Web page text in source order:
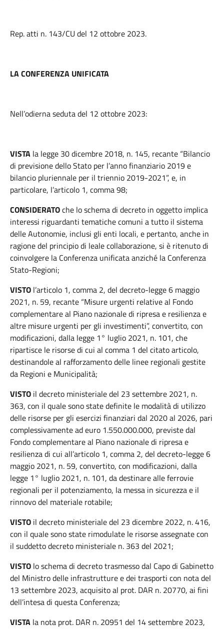
Rep. atti n. 143/CU del 12 ottobre 2023.
LA CONFERENZA UNIFICATA
Nell’odierna seduta del 12 ottobre 2023:
VISTA la legge 30 dicembre 2018, n. 145, recante “Bilancio
di previsione dello Stato per l’anno finanziario 2019 e
bilancio pluriennale per il triennio 2019-2021”, e, in
particolare, l’articolo 1, comma 98;
CONSIDERATOche lo schema di decreto in oggetto implica
interessi riguardanti tematiche comuni a tutto il sistema
delle Autonomie, inclusi gli enti locali, e pertanto, anche in
ragione del principio di leale collaborazione, si è ritenuto di
coinvolgere la Conferenza unificata anziché la Conferenza
Stato-Regioni;
VISTO l’articolo 1, comma 2, del decreto-legge 6 maggio
2021, n. 59, recante “Misure urgenti relative al Fondo
complementare al Piano nazionale di ripresa e resilienza e
altre misure urgenti per gli investimenti”, convertito, con
modificazioni, dalla legge 1° luglio 2021, n. 101, che
ripartisce le risorse di cui al comma 1 del citato articolo,
destinandole al rafforzamento delle linee regionali gestite
da Regioni e Municipalità;
VISTO il decreto ministeriale del 23 settembre 2021, n.
363, con il quale sono state definite le modalità di utilizzo
delle risorse per gli esercizi finanziari dal 2020 al 2026, pari
complessivamente ad euro 1.550.000.000, previste dal
Fondo complementare al Piano nazionale di ripresa e
resilienza di cui all’articolo 1, comma 2, del decreto-legge 6
maggio 2021, n. 59, convertito, con modificazioni, dalla
legge 1° luglio 2021, n. 101, da destinare alle ferrovie
regionali per il potenziamento, la messa in sicurezza e il
rinnovo del materiale rotabile;
VISTO il decreto ministeriale del 23 dicembre 2022, n. 416,
con il quale sono state rimodulate le risorse assegnate con
il suddetto decreto ministeriale n. 363 del 2021;
VISTO lo schema di decreto trasmesso dal Capo di Gabinetto
del Ministro delle infrastrutture e dei trasporti con nota del
13 settembre 2023, acquisito al prot. DAR n. 20770, ai fini
dell’intesa di questa Conferenza;
VISTA la nota prot. DAR n. 20951 del 14 settembre 2023,